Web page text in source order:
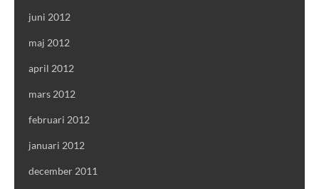
juni 2012
maj 2012
april 2012
mars 2012
februari 2012
januari 2012
december 2011